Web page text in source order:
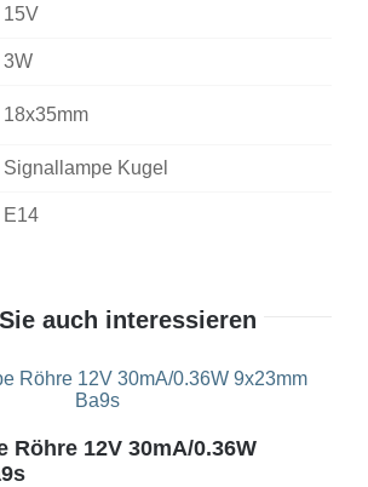
15V
3W
18x35mm
Signallampe Kugel
E14
auch interessieren
Röhre 12V 30mA/0.36W